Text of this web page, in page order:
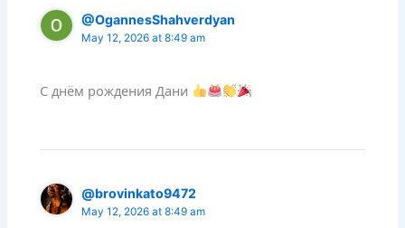
@OgannesShahverdyan
May 12, 2026 at 8:49 am
С днём рождения Дани
@brovinkato9472
May 12, 2026 at 8:49 am